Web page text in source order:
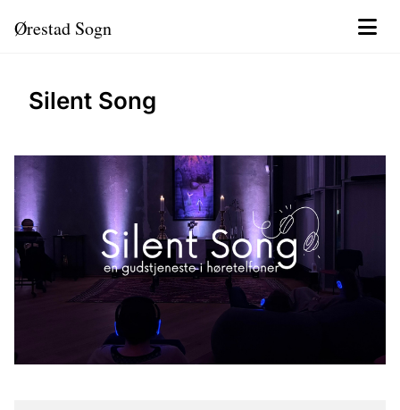
Ørestad Sogn
Silent Song